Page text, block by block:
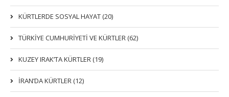
KÜRTLERDE SOSYAL HAYAT (20)
TÜRKİYE CUMHURİYETİ VE KÜRTLER (62)
KUZEY IRAK’TA KÜRTLER (19)
İRAN’DA KÜRTLER (12)